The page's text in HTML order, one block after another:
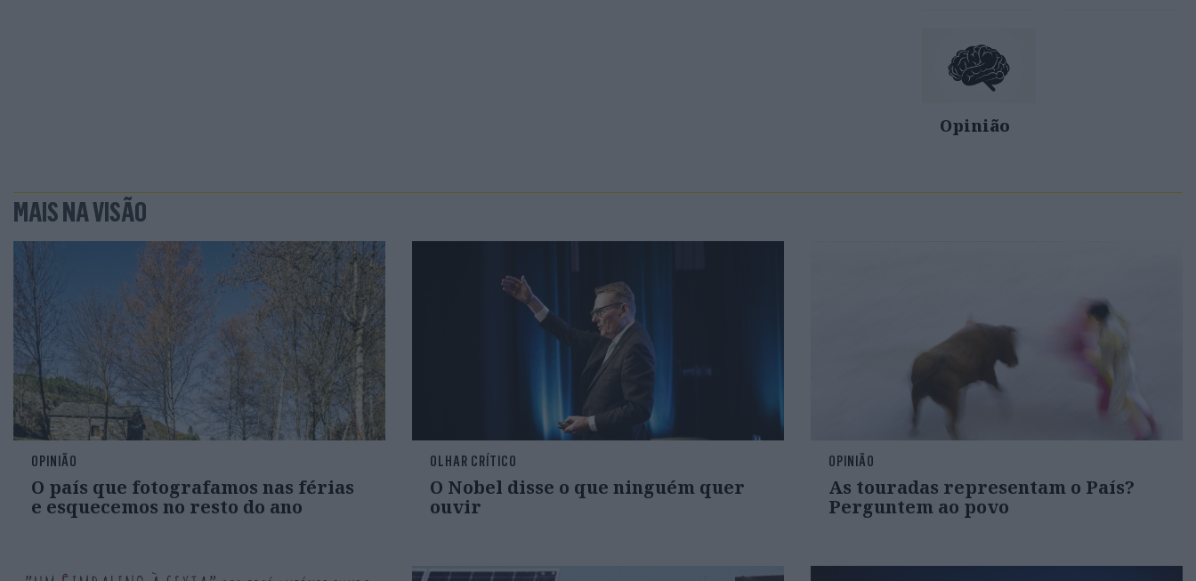
Opinião
MAIS NA VISÃO
OPINIÃO
O país que fotografamos nas férias
e esquecemos no resto do ano
OLHAR CRÍTICO
O Nobel disse o que ninguém quer
ouvir
OPINIÃO
As touradas representam o País?
Perguntem ao povo